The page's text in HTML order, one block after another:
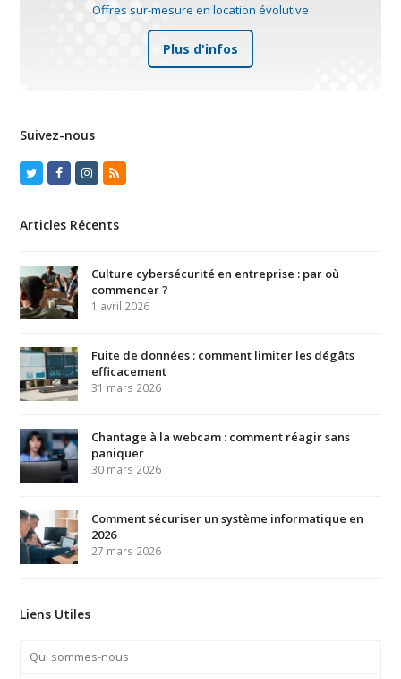
Offres sur-mesure en location évolutive
Plus d'infos
Suivez-nous
TwitterFacebook
Instagram
RSS
Articles Récents
Culture cybersécurité en entreprise : par où
commencer ?
1 avril 2026
Fuite de données : comment limiter les dégâts
efficacement
31 mars 2026
Chantage à la webcam : comment réagir sans
paniquer
30 mars 2026
Comment sécuriser un système informatique en
2026
27 mars 2026
Liens Utiles
Qui sommes-nous